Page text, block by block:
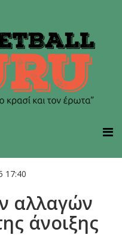
17:40
αλλαγών
άνοιξης